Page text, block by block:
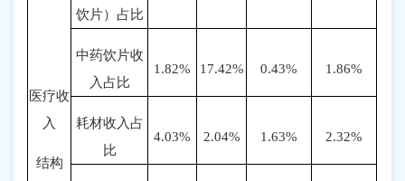
医疗收
入
结构
饮片）占比
中药饮片收
入占比
1.82% 17.42% 0.43% 1.86%
耗材收入占
比
4.03% 2.04% 1.63% 2.32%